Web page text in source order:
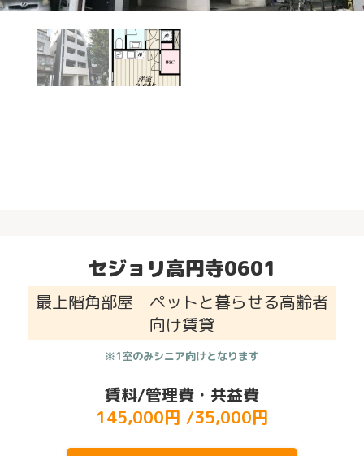
セジョリ高円寺0601
最上階角部屋 ペットと暮らせる高齢者
向け賃貸
※1室のみシニア向けとなります
賃料/管理費・共益費
145,000円 /35,000円